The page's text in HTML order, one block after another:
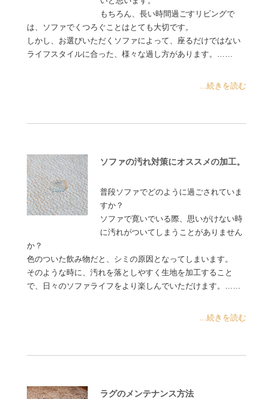
もちろん、長い時間過ごすリビングで
は、ソファでくつろぐことはとても大切です。
しかし、お選びいただくソファによって、座るだけではない
ライフスタイルに合った、様々な過し方があります。……
...続きを読む
ソファの汚れ対策にオススメの加工。
普段ソファでどのように過ごされていま
すか？
ソファで寛いでいる際、思いがけない時
に汚れがついてしまうことがありません
か？
色のついた飲み物だと、シミの原因となってしまいます。
そのような時に、汚れを落としやすく生地を加工すること
で、日々のソファライフをより楽しんでいただけます。……
...続きを読む
ラグのメンテナンス方法